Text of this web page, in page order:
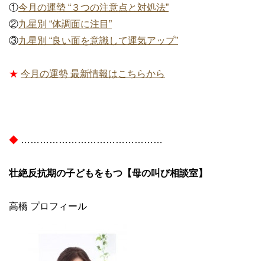
①今月の運勢 “３つの注意点と対処法”
②九星別 “体調面に注目”
③九星別 “良い面を意識して運気アップ”
★ 今月の運勢 最新情報はこちらから
◆ ………………………………………
壮絶反抗期の子どもをもつ【母の叫び相談室】
高橋 プロフィール